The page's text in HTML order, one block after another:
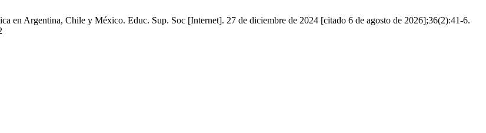
en Argentina, Chile y México. Educ. Sup. Soc [Internet]. 27 de diciembre de 2024 [citado 6 de agosto de 2026];36(2):41-6.